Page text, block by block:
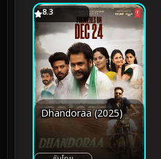
8.3
Dhandoraa (2025)